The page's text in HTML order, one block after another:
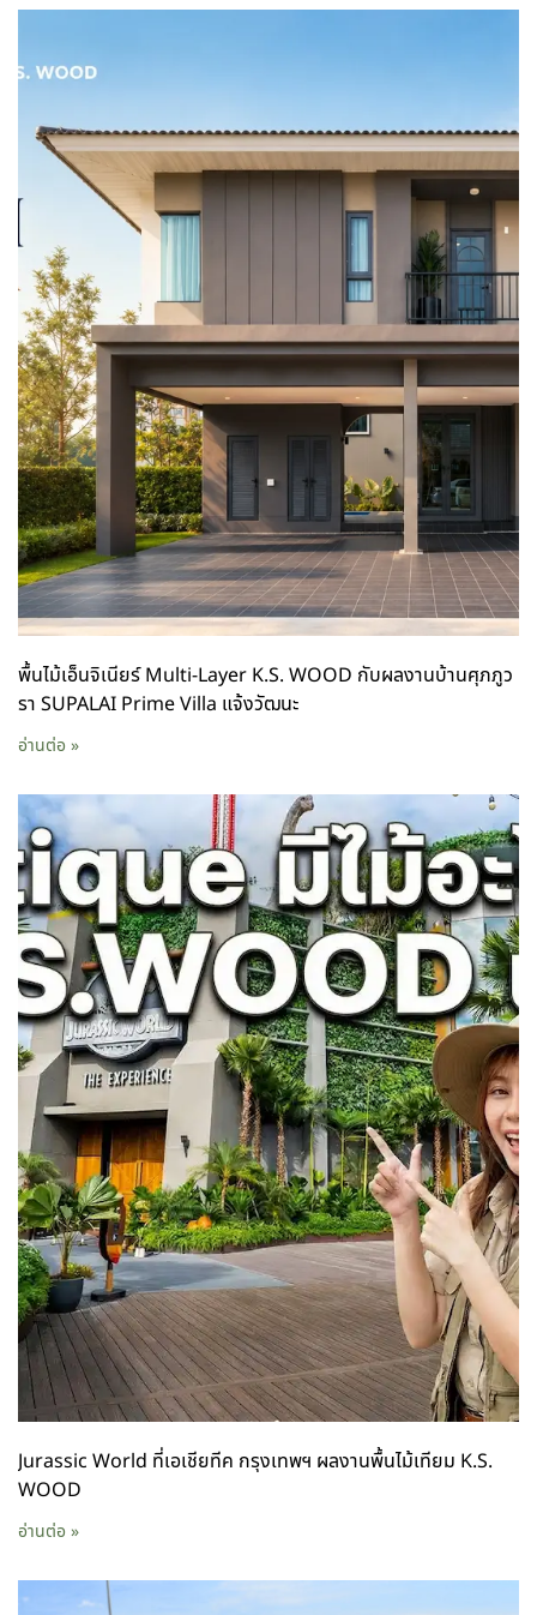
พื้นไม้เอ็นจิเนียร์ Multi-Layer K.S. WOOD กับผลงานบ้านศุภภูว
รา SUPALAI Prime Villa แจ้งวัฒนะ
อ่านต่อ »
Jurassic World ที่เอเชียทีค กรุงเทพฯ ผลงานพื้นไม้เทียม K.S.
WOOD
อ่านต่อ »